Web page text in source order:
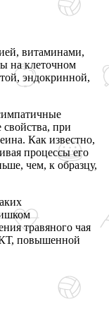
витаминами,
на клеточном
эндокринной,
при
Как известно,
процессы его
чем, к образцу,
травяного чая
повышенной